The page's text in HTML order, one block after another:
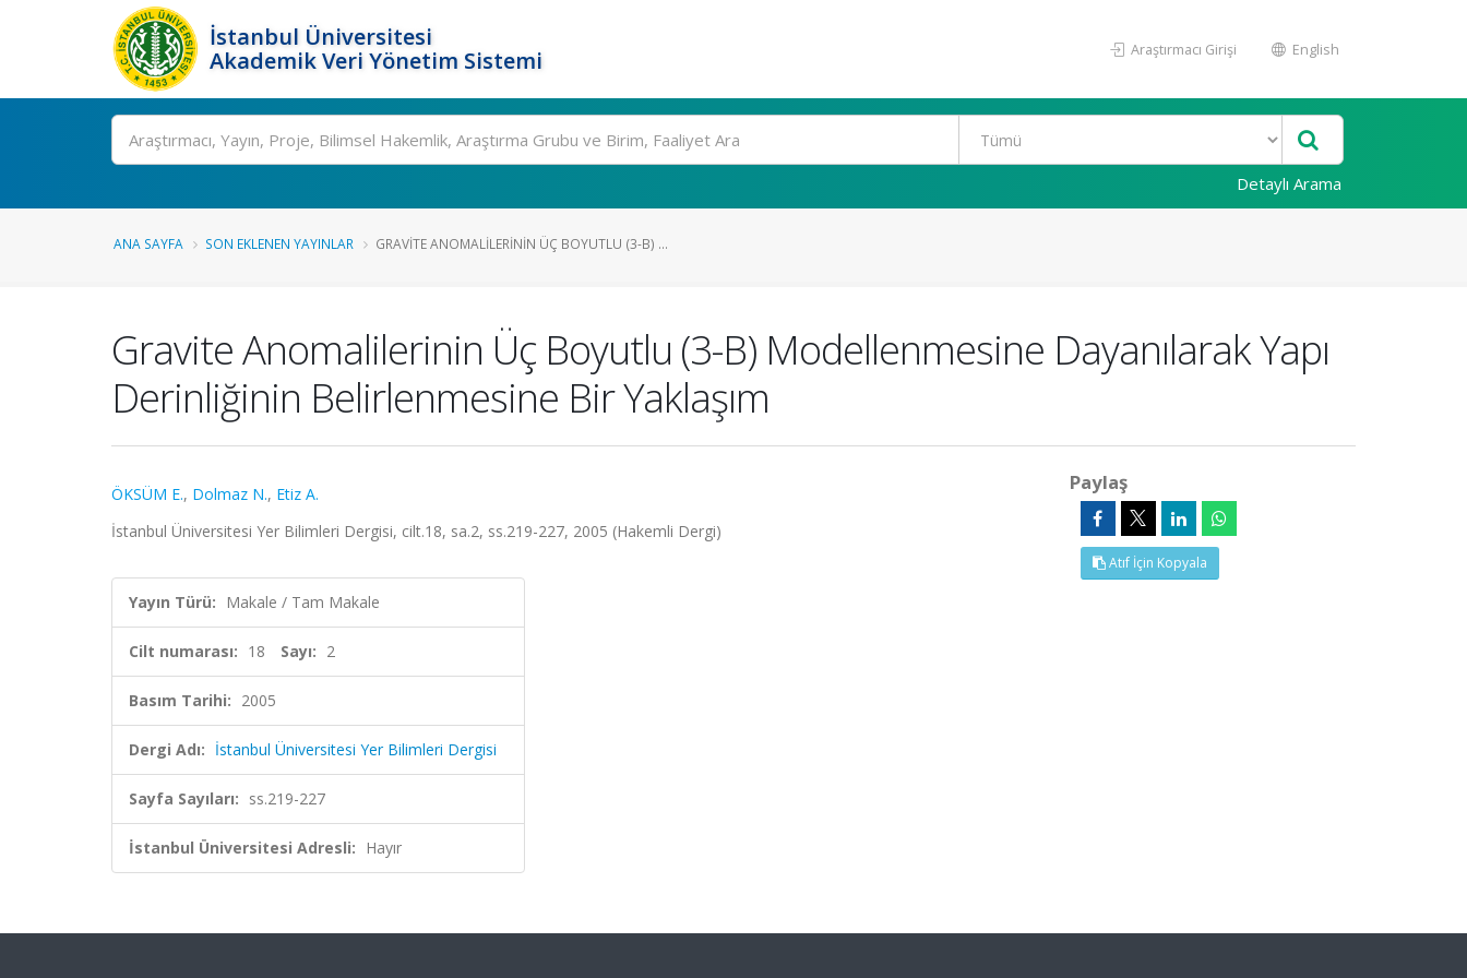
İstanbul Üniversitesi
Akademik Veri Yönetim Sistemi
Araştırmacı Girişi English
Ara
Detaylı Arama
ANA SAYFA SON EKLENEN YAYINLAR GRAVITE ANOMALILERININ ÜÇ BOYUTLU (3-B) ...
Gravite Anomalilerinin Üç Boyutlu (3-B) Modellenmesine Dayanılarak Yapı
Derinliğinin Belirlenmesine Bir Yaklaşım
ÖKSÜM E., Dolmaz N., Etiz A.
İstanbul Üniversitesi Yer Bilimleri Dergisi, cilt.18, sa.2, ss.219-227, 2005 (Hakemli Dergi)
Yayın Türü: Makale / Tam Makale
Cilt numarası: 18 Sayı: 2
Basım Tarihi: 2005
Dergi Adı: İstanbul Üniversitesi Yer Bilimleri Dergisi
Sayfa Sayıları: ss.219-227
İstanbul Üniversitesi Adresli: Hayır
Paylaş
Atıf İçin Kopyala